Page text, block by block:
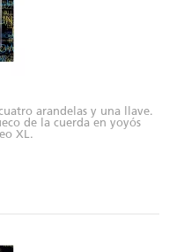
arandelas y una llave.
de la cuerda en yoyós
XL.